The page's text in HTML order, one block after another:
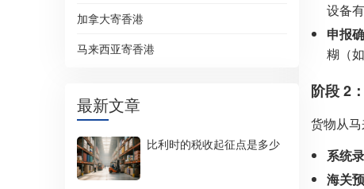
加拿大寄香港
马来西亚寄香港
最新文章
比利时的税收起征点是多少
设备
申报
糊（
阶段 2
货物从
系统
海关